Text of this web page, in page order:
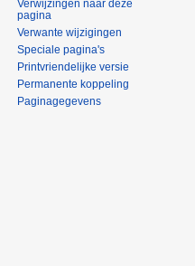
Verwijzingen naar deze
pagina
Verwante wijzigingen
Speciale pagina's
Printvriendelijke versie
Permanente koppeling
Paginagegevens